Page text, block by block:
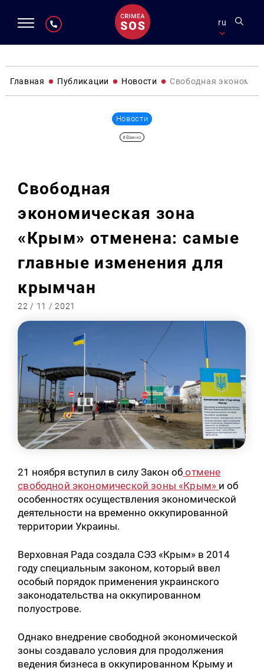
ru
Главная Публикации Новости Свободная
Новости
#Важно
Свободная
экономическая зона
«Крым» отменена: самые
главные изменения для
крымчан
22 / 11 / 2021
21 ноября вступил в силу Закон об отмене
свободной экономической зоны «Крым» и об
особенностях осуществления экономической
деятельности на временно оккупированной
территории Украины.
Верховная Рада создала СЭЗ «Крым» в 2014
году специальным законом, который ввел
особый порядок применения украинского
законодательства на оккупированном
полуострове.
Однако внедрение свободной экономической
зоны создавало условия для продолжения
ведения бизнеса в оккупированном Крыму и